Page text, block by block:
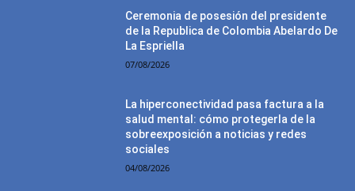
Ceremonia de posesión del presidente
de la Republica de Colombia Abelardo De
La Espriella
07/08/2026
La hiperconectividad pasa factura a la
salud mental: cómo protegerla de la
sobreexposición a noticias y redes
sociales
04/08/2026